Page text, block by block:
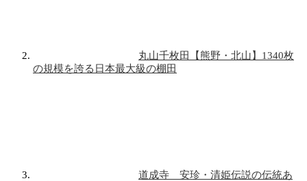
丸山千枚田【熊野・北山】1340枚
の規模を誇る日本最大級の棚田
道成寺 安珍・清姫伝説の伝統あ